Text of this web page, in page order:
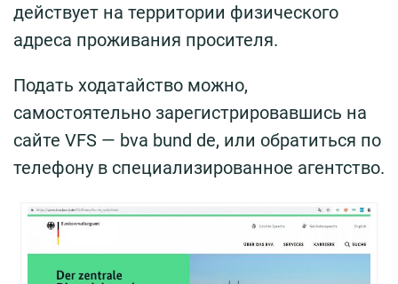
действует на территории физического
адреса проживания просителя.
Подать ходатайство можно,
самостоятельно зарегистрировавшись на
сайте VFS — bva bund de, или обратиться по
телефону в специализированное агентство.